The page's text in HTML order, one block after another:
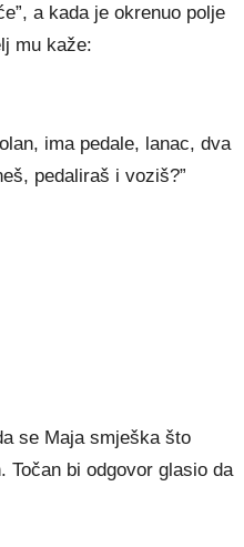
a kada je okrenuo polje
mu kaže:
ima pedale, lanac, dva
pedaliraš i voziš?”
se Maja smješka što
Točan bi odgovor glasio da